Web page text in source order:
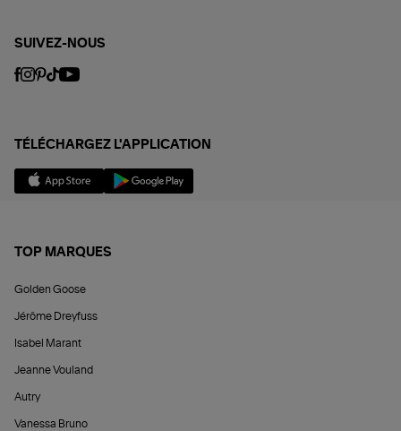
SUIVEZ-NOUS
TÉLÉCHARGEZ L'APPLICATION
TOP MARQUES
Golden Goose
Jérôme Dreyfuss
Isabel Marant
Jeanne Vouland
Autry
Vanessa Bruno